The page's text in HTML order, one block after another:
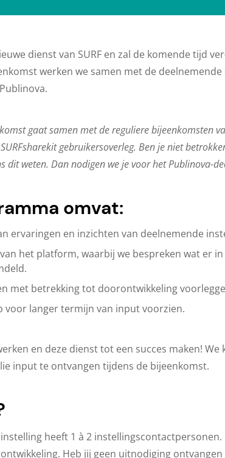
dienst van SURF en zal de komende tijd
werken we samen met de
gaat samen met de reguliere bijeenkomsten
gebruikersoverleg. Ben je niet
dit weten. Dan nodigen we je voor het Publinova-
omvat:
ervaringen en inzichten van deelnemende
het platform, waarbij we bespreken wat er
met betrekking tot doorontwikkeling
voor langer termijn van input voorzien.
en deze dienst tot een succes maken!
input te ontvangen tijdens de bijeenkomst.
heeft 1 à 2
Heb jij geen uitnodiging